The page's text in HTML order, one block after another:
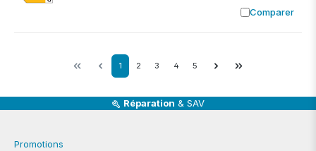
Comparer
Ajouter à
1 2 3 4 5
Réparation & SAV
Promotions